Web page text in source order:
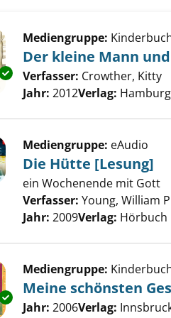
Exemplar-Details von Der
Mediengruppe:
Der kleine Mann
Verfasser: Crowther, Kitty
Jahr: 2012Verlag:
Mediengruppe: eAudio
Die Hütte [Lesung]
ein Wochenende mit Gott
Verfasser: Young, William
Jahr: 2009Verlag: Hörbuch
Exemplar-Details von Meine
Mediengruppe:
Meine schönsten
Suche nach diesem
Jahr: 2006Verlag: